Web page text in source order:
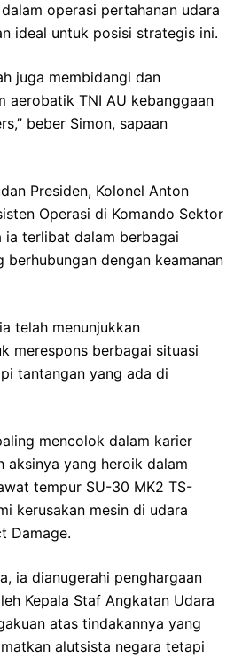
operasi pertahanan udara
ideal untuk posisi strategis ini.
juga membidangi dan
aerobatik TNI AU kebanggaan
beber Simon, sapaan
Presiden, Kolonel Anton
Operasi di Komando Sektor
ia terlibat dalam berbagai
dengan keamanan
telah menunjukkan
merespons berbagai situasi
tantangan yang ada di
mencolok dalam karier
aksinya yang heroik dalam
tempur SU-30 MK2 TS-
kerusakan mesin di udara
Damage.
ia dianugerahi penghargaan
Kepala Staf Angkatan Udara
atas tindakannya yang
alutsista negara tetapi